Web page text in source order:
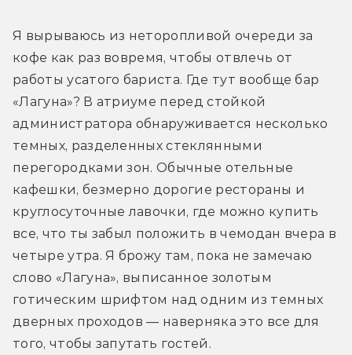
Я вырываюсь из неторопливой очереди за
кофе как раз вовремя, чтобы отвлечь от
работы усатого бариста. Где тут вообще бар
«Лагуна»? В атриуме перед стойкой
администратора обнаруживается несколько
темных, разделенных стеклянными
перегородками зон. Обычные отельные
кафешки, безмерно дорогие рестораны и
круглосуточные лавочки, где можно купить
все, что ты забыл положить в чемодан вчера в
четыре утра. Я брожу там, пока не замечаю
слово «Лагуна», выписанное золотым
готическим шрифтом над одним из темных
дверных проходов — наверняка это все для
того, чтобы запутать гостей.